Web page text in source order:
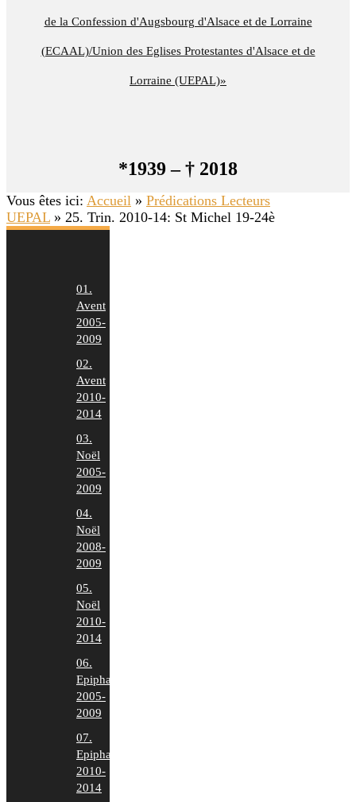
de la Confession d'Augsbourg d'Alsace et de Lorraine
(ECAAL)/Union des Eglises Protestantes d'Alsace et de
Lorraine (UEPAL)»
*1939 – † 2018
Vous êtes ici: Accueil » Prédications Lecteurs
UEPAL » 25. Trin. 2010-14: St Michel 19-24è
01.
Avent
2005-
2009
02.
Avent
2010-
2014
03.
Noël
2005-
2009
04.
Noël
2008-
2009
05.
Noël
2010-
2014
06.
Epiphanie
2005-
2009
07.
Epiphanie
2010-
2014